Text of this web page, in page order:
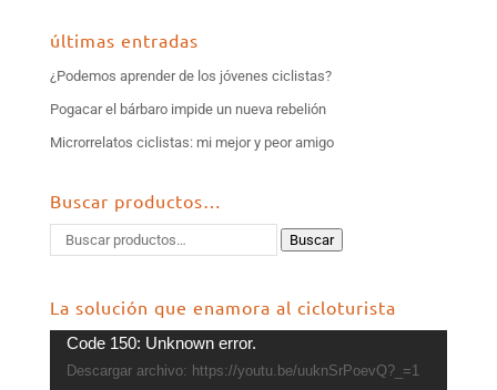
últimas entradas
¿Podemos aprender de los jóvenes ciclistas?
Pogacar el bárbaro impide un nueva rebelión
Microrrelatos ciclistas: mi mejor y peor amigo
Buscar productos…
Buscar
La solución que enamora al cicloturista
Reproductor
Code 150: Unknown error.
Descargar archivo: https://youtu.be/uuknSrPoevQ?_=1